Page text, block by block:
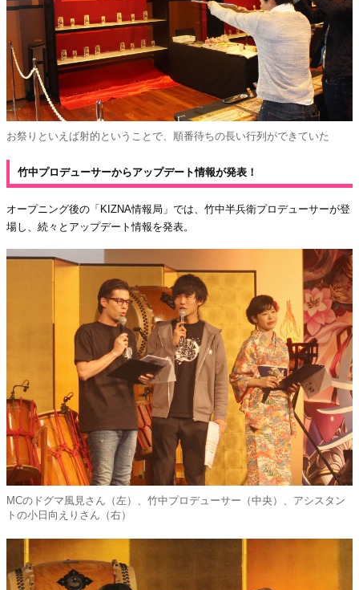
お祭りといえば射的ということで、順番待ちの長い行列ができていた
竹中プロデューサーからアップデート情報が発表！
オープニング後の「KIZNA情報局」では、竹中半兵衛プロデューサーが登
場し、続々とアップデート情報を発表。
MCのドグマ風見さん（左）、竹中プロデューサー（中央）、アシスタン
トの小日向えりさん（右）